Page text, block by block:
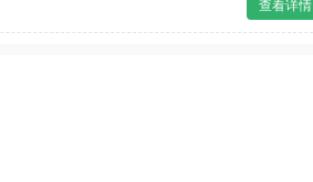
查看详情